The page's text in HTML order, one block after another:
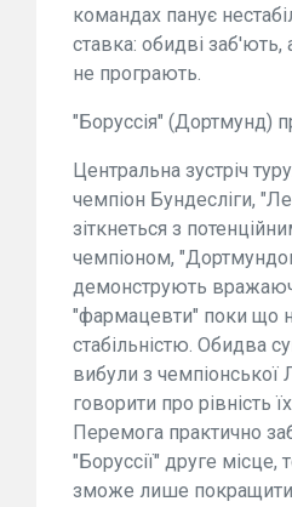
командах панує
ставка: обидві заб'ють,
не програють.
"Боруссія" (Дортмунд)
Центральна зустріч
чемпіон Бундесліги,
зіткнеться з
чемпіоном,
демонструють
"фармацевти" поки що
стабільністю. Обидва
вибули з чемпіонської
говорити про рівність
Перемога практично
"Боруссії" друге місце,
зможе лише